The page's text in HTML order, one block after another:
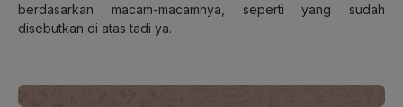
berdasarkan macam-macamnya, seperti yang sudah
disebutkan di atas tadi ya.